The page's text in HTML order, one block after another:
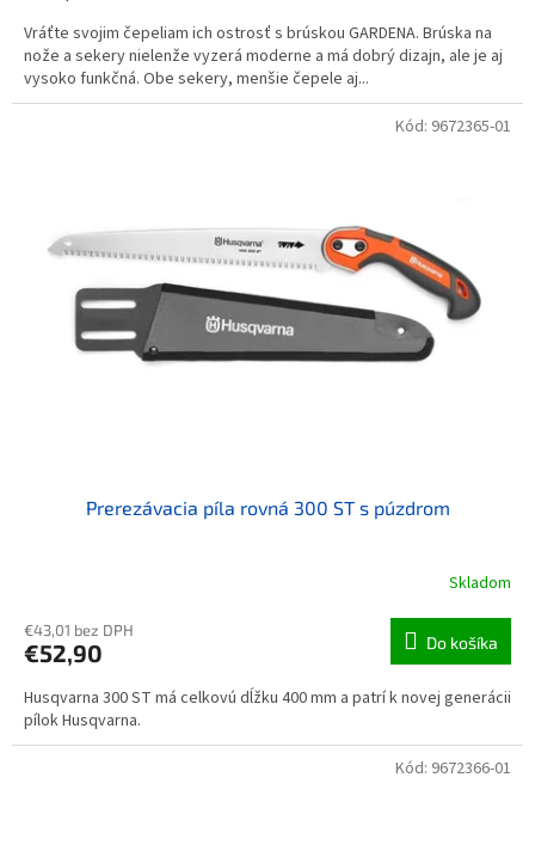
Vráťte svojim čepeliam ich ostrosť s brúskou GARDENA. Brúska na
nože a sekery nielenže vyzerá moderne a má dobrý dizajn, ale je aj
vysoko funkčná. Obe sekery, menšie čepele aj...
Prerezávacia píla rovná 300 ST s púzdrom
Skladom
€43,01 bez DPH
€52,90 Do košíka
Husqvarna 300 ST má celkovú dĺžku 400 mm a patrí k novej generácii
pílok Husqvarna.
Kód: 9672365-01
Kód: 9672366-01